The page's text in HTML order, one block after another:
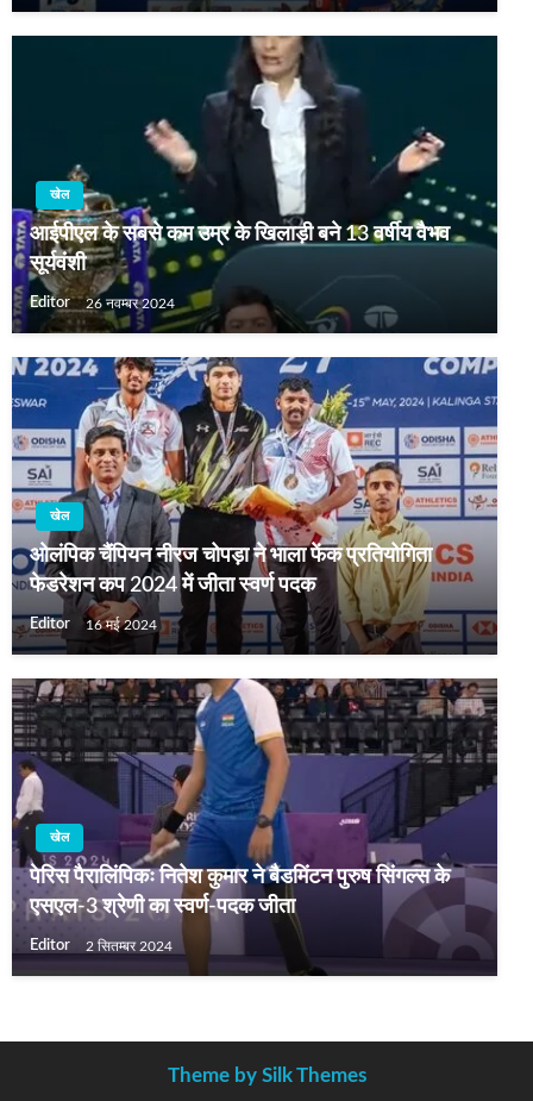
खेल
आईपीएल के सबसे कम उम्र के खिलाड़ी बने 13 वर्षीय वैभव
सूर्यवंशी
Editor 26 नवम्बर 2024
खेल
ओलंपिक चैंपियन नीरज चोपड़ा ने भाला फेंक प्रतियोगिता
फेडरेशन कप 2024 में जीता स्वर्ण पदक
Editor 16 मई 2024
खेल
पेरिस पैरालिंपिकः नितेश कुमार ने बैडमिंटन पुरुष सिंगल्‍स के
एसएल-3 श्रेणी का स्‍वर्ण-पदक जीता
Editor 2 सितम्बर 2024
Theme by Silk Themes